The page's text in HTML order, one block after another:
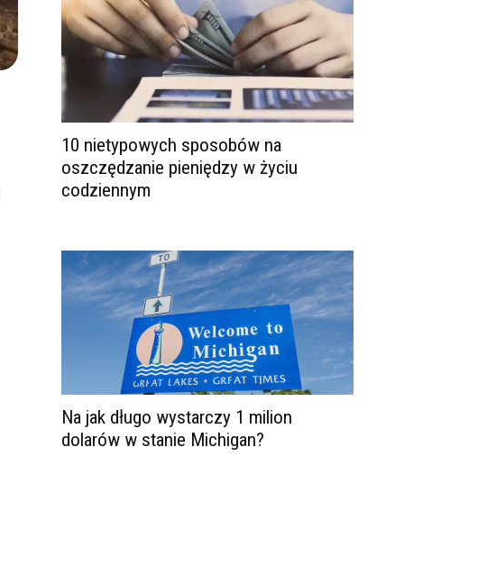
10 nietypowych sposobów na
oszczędzanie pieniędzy w życiu
codziennym
Na jak długo wystarczy 1 milion
dolarów w stanie Michigan?